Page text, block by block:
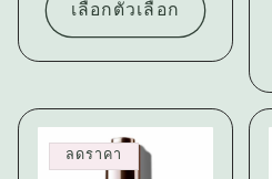
เลือกตัวเลือก
ลดราคา